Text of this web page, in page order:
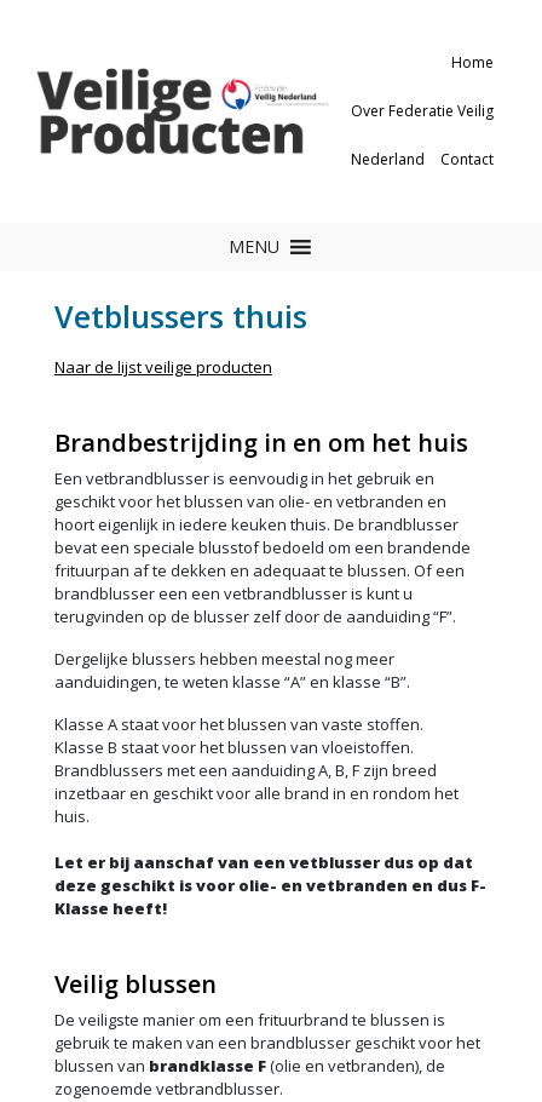
Home
Over Federatie Veilig
Nederland Contact
MENU
Vetblussers thuis
Naar de lijst veilige producten
Brandbestrijding in en om het huis
Een vetbrandblusser is eenvoudig in het gebruik en
geschikt voor het blussen van olie- en vetbranden en
hoort eigenlijk in iedere keuken thuis. De brandblusser
bevat een speciale blusstof bedoeld om een brandende
frituurpan af te dekken en adequaat te blussen. Of een
brandblusser een een vetbrandblusser is kunt u
terugvinden op de blusser zelf door de aanduiding “F”.
Dergelijke blussers hebben meestal nog meer
aanduidingen, te weten klasse “A” en klasse “B”.
Klasse A staat voor het blussen van vaste stoffen.
Klasse B staat voor het blussen van vloeistoffen.
Brandblussers met een aanduiding A, B, F zijn breed
inzetbaar en geschikt voor alle brand in en rondom het
huis.
Let er bij aanschaf van een vetblusser dus op dat
deze geschikt is voor olie- en vetbranden en dus F-
Klasse heeft!
Veilig blussen
De veiligste manier om een frituurbrand te blussen is
gebruik te maken van een brandblusser geschikt voor het
blussen van brandklasse F(olie en vetbranden), de
zogenoemde vetbrandblusser.